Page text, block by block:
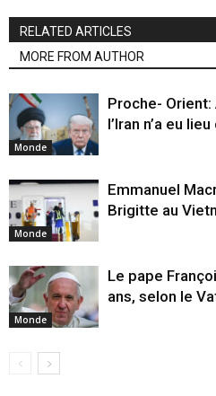
RELATED ARTICLES
MORE FROM AUTHOR
Monde
Proche-
l’Iran n’a eu
Monde
Emmanuel
Brigitte au
Monde
Le pape
ans, selon le